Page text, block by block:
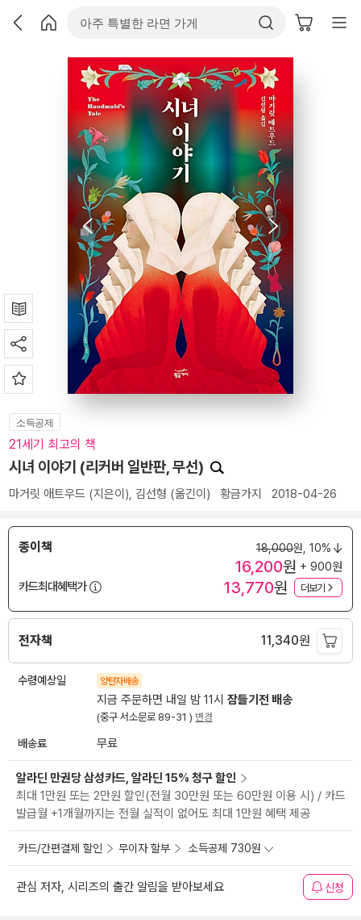
소득공제
21세기 최고의 책
시녀 이야기 (리커버 일반판, 무선)
마거릿 애트우드 (지은이), 김선형 (옮긴이) 황금가지 2018-04-26
종이책 18,000원, 10%
16,200원 + 900원
카드최대혜택가
13,770원 더보기
전자책 11,340원
수령예상일 양탄자배송
지금 주문하면 내일 밤 11시 잠들기전 배송
(중구 서소문로 89-31 ) 변경
배송료 무료
알라딘 만권당 삼성카드, 알라딘 15% 청구 할인
최대 1만원 또는 2만원 할인(전월 30만원 또는 60만원 이용 시) / 카드
발급월 +1개월까지는 전월 실적이 없어도 최대 1만원 혜택 제공
카드/간편결제 할인 무이자 할부 소득공제 730원
관심 저자, 시리즈의 출간 알림을 받아보세요 신청